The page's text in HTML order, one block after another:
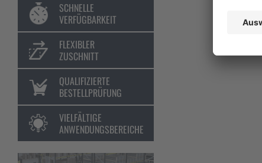
SCHNELLE
VERFÜGBARKEIT
FLEXIBLER
ZUSCHNITT
QUALIFIZIERTE
BESTELLPRÜFUNG
VIELFÄLTIGE
ANWENDUNGSBEREICHE